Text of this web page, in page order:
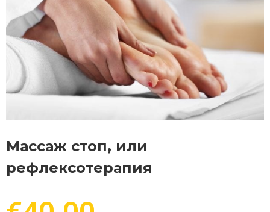
Массаж стоп, или
рефлексотерапия